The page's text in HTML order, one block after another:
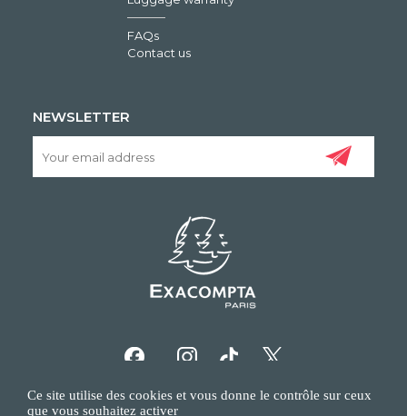
FAQs
Contact us
NEWSLETTER
Ce site utilise des cookies et vous donne le contrôle sur ceux
que vous souhaitez activer